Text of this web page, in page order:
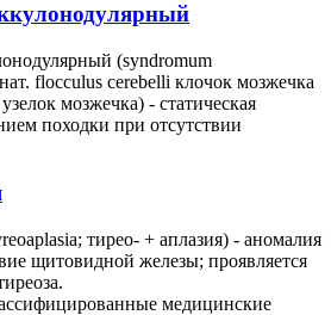
(syndromum
flocculus cerebelli клочок мозжечка
мозжечка) - статическая
походки при отсутствии
тирео- + аплазия) - аномалия
щитовидной железы; проявляется
медицинские